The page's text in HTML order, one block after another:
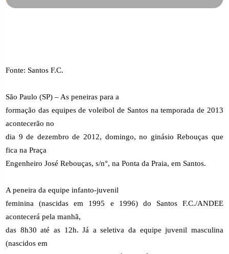
Fonte: Santos F.C.
São Paulo (SP) – As peneiras para a
formação das equipes de voleibol de Santos na temporada de 2013
acontecerão no
dia 9 de dezembro de 2012, domingo, no ginásio Rebouças que
fica na Praça
Engenheiro José Rebouças, s/n°, na Ponta da Praia, em Santos.
A peneira da equipe infanto-juvenil
feminina (nascidas em 1995 e 1996) do Santos F.C./ANDEE
acontecerá pela manhã,
das 8h30 até as 12h. Já a seletiva da equipe juvenil masculina
(nascidos em